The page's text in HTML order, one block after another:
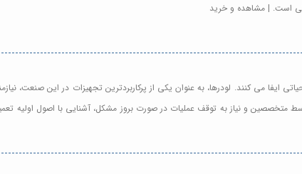
است. | مشاهده و خرید
ایفا می کنند. لودرها، به عنوان یکی از پرکاربردترین تجهیزات در این صنعت،
متخصصین و نیاز به توقف عملیات در صورت بروز مشکل، آشنایی با اصول اولیه